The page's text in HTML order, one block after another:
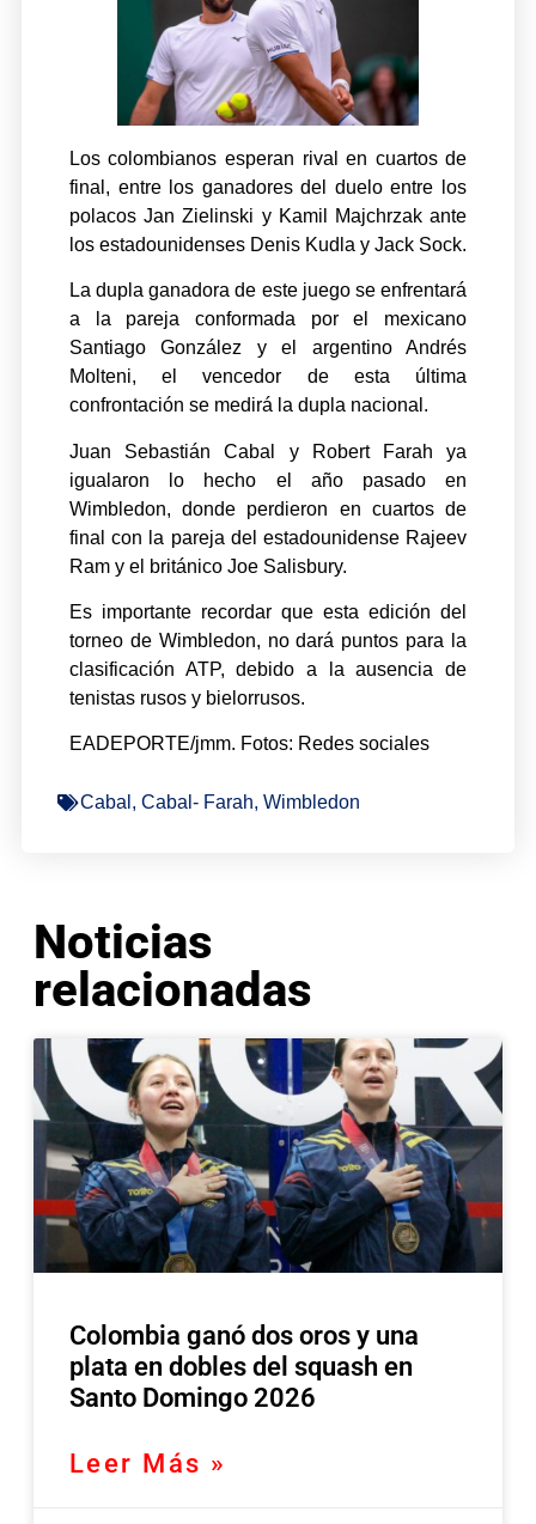
Los colombianos esperan rival en cuartos de
final, entre los ganadores del duelo entre los
polacos Jan Zielinski y Kamil Majchrzak ante
los estadounidenses Denis Kudla y Jack Sock.
La dupla ganadora de este juego se enfrentará
a la pareja conformada por el mexicano
Santiago González y el argentino Andrés
Molteni, el vencedor de esta última
confrontación se medirá la dupla nacional.
Juan Sebastián Cabal y Robert Farah ya
igualaron lo hecho el año pasado en
Wimbledon, donde perdieron en cuartos de
final con la pareja del estadounidense Rajeev
Ram y el británico Joe Salisbury.
Es importante recordar que esta edición del
torneo de Wimbledon, no dará puntos para la
clasificación ATP, debido a la ausencia de
tenistas rusos y bielorrusos.
EADEPORTE/jmm. Fotos: Redes sociales
Cabal , Cabal- Farah, Wimbledon
Noticias
relacionadas
Colombia ganó dos oros y una
plata en dobles del squash en
Santo Domingo 2026
Leer Más »